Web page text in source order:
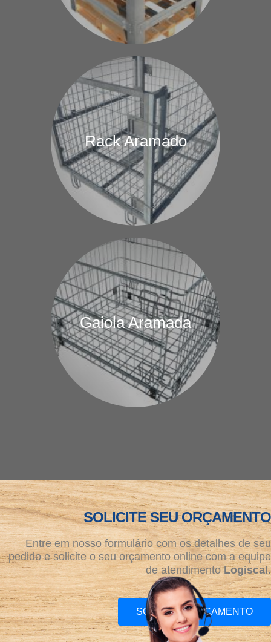
Rack Aramado
Gaiola Aramada
SOLICITE SEU ORÇAMENTO
Entre em nosso formulário com os detalhes de seu
pedido e solicite o seu orçamento online com a equipe
de atendimentoLogiscal.
SOLICITAR ORÇAMENTO